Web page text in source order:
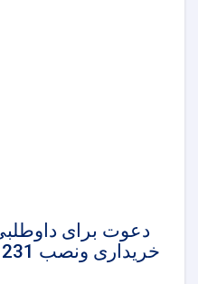
دعوت برای